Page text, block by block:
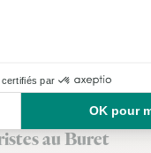
au Buret